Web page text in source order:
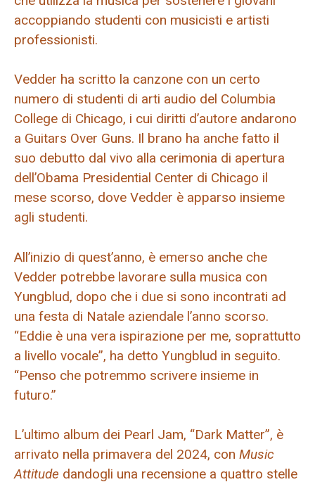
accoppiando studenti con musicisti e artisti
professionisti.
Vedder ha scritto la canzone con un certo
numero di studenti di arti audio del Columbia
College di Chicago, i cui diritti d’autore andarono
a Guitars Over Guns. Il brano ha anche fatto il
suo debutto dal vivo alla cerimonia di apertura
dell’Obama Presidential Center di Chicago il
mese scorso, dove Vedder è apparso insieme
agli studenti.
All’inizio di quest’anno, è emerso anche che
Vedder potrebbe lavorare sulla musica con
Yungblud, dopo che i due si sono incontrati ad
una festa di Natale aziendale l’anno scorso.
“Eddie è una vera ispirazione per me, soprattutto
a livello vocale”, ha detto Yungblud in seguito.
“Penso che potremmo scrivere insieme in
futuro.”
L’ultimo album dei Pearl Jam, “Dark Matter”, è
arrivato nella primavera del 2024, con Music
Attitude dandogli una recensione a quattro stelle